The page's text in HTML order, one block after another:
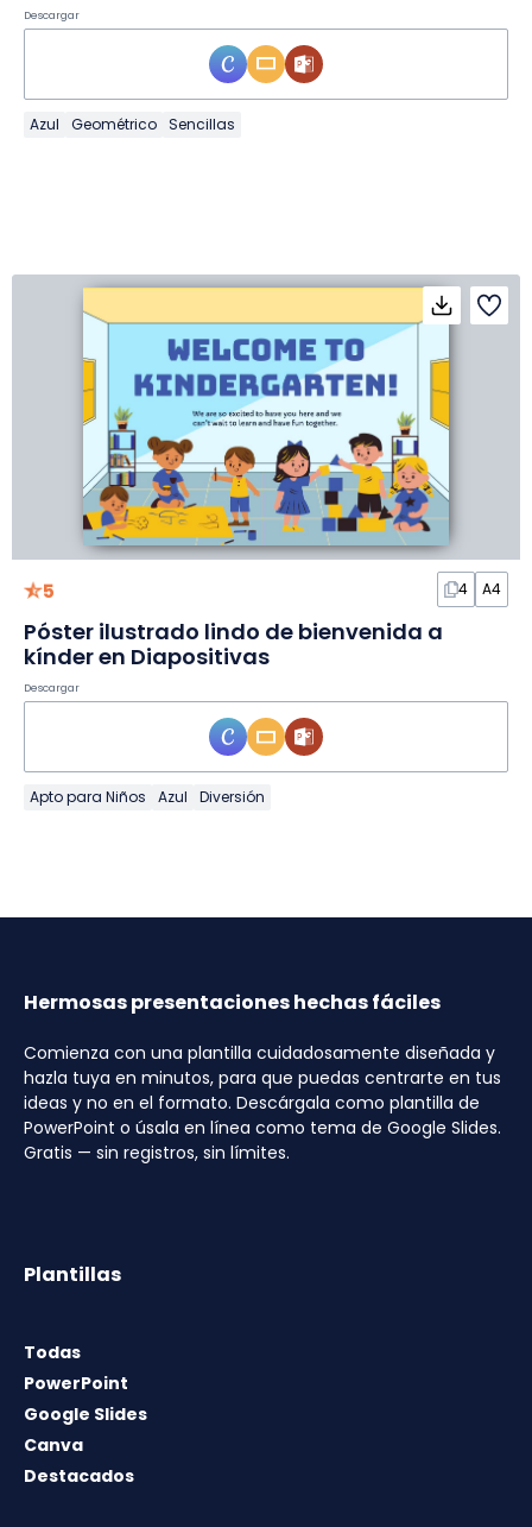
Descargar
Azul Geométrico Sencillas
5 4 A4
Póster ilustrado lindo de bienvenida a
kínder en Diapositivas
Descargar
Apto para Niños Azul Diversión
Hermosas presentaciones hechas fáciles
Comienza con una plantilla cuidadosamente diseñada y
hazla tuya en minutos, para que puedas centrarte en tus
ideas y no en el formato. Descárgala como plantilla de
PowerPoint o úsala en línea como tema de Google Slides.
Gratis — sin registros, sin límites.
Plantillas
Todas
PowerPoint
Google Slides
Canva
Destacados